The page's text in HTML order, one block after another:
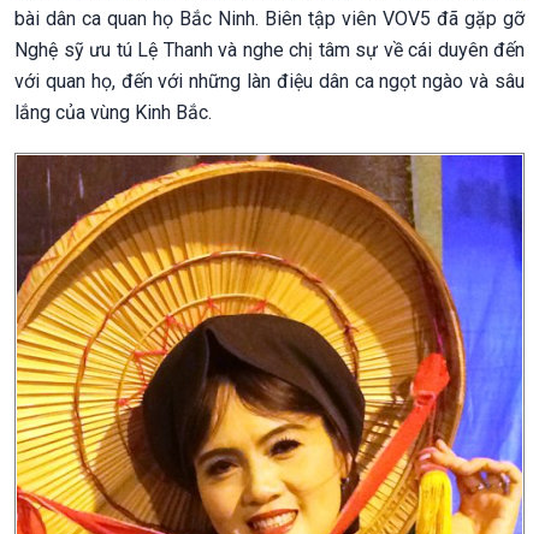
bài dân ca quan họ Bắc Ninh. Biên tập viên VOV5 đã gặp gỡ
Nghệ sỹ ưu tú Lệ Thanh và nghe chị tâm sự về cái duyên đến
với quan họ, đến với những làn điệu dân ca ngọt ngào và sâu
lắng của vùng Kinh Bắc.